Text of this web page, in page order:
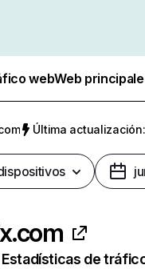
webWeb
Última
de